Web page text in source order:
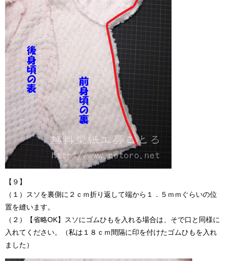
【９】
（１）スソを裏側に２ｃｍ折り返して端から１．５ｍｍぐらいの位
置を縫います。
（２）【省略OK】スソにゴムひもを入れる場合は、そで口と同様に
入れてください。（私は１８ｃｍ間隔に印を付けたゴムひもを入れ
ました）